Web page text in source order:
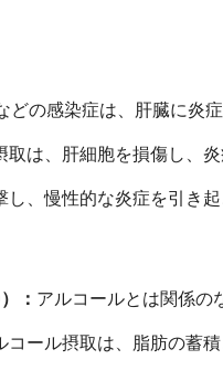
どの感染症は、肝臓に炎
取は、肝細胞を損傷し、
、慢性的な炎症を引き起
： アルコールとは関係の
コール摂取は、脂肪の蓄